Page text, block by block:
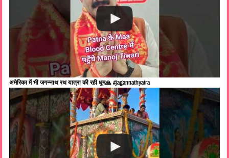
अमेरिका में भी जगन्नाथ रथ यात्रा की रही धूम🙏 #jagannathyatra